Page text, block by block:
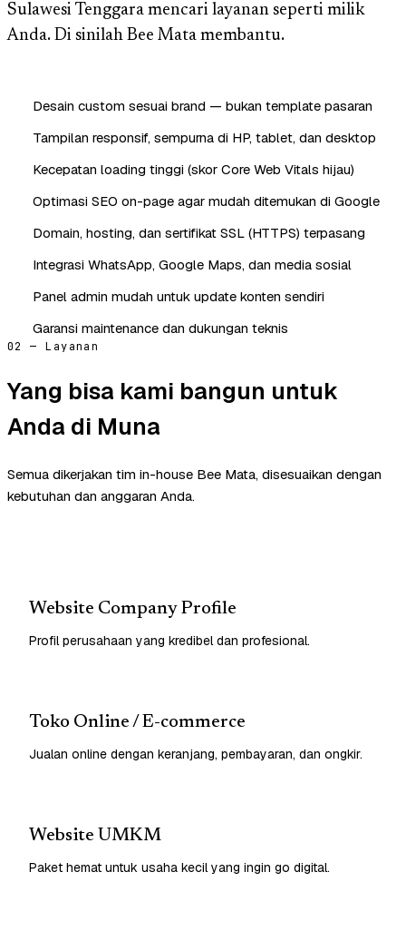
Sulawesi Tenggara mencari layanan seperti milik
Anda. Di sinilah Bee Mata membantu.
Desain custom sesuai brand — bukan template pasaran
Tampilan responsif, sempurna di HP, tablet, dan desktop
Kecepatan loading tinggi (skor Core Web Vitals hijau)
Optimasi SEO on-page agar mudah ditemukan di Google
Domain, hosting, dan sertifikat SSL (HTTPS) terpasang
Integrasi WhatsApp, Google Maps, dan media sosial
Panel admin mudah untuk update konten sendiri
Garansi maintenance dan dukungan teknis
02 — Layanan
Yang bisa kami bangun untuk
Anda di Muna
Semua dikerjakan tim in-house Bee Mata, disesuaikan dengan
kebutuhan dan anggaran Anda.
Website Company Profile
Profil perusahaan yang kredibel dan profesional.
Toko Online / E-commerce
Jualan online dengan keranjang, pembayaran, dan ongkir.
Website UMKM
Paket hemat untuk usaha kecil yang ingin go digital.